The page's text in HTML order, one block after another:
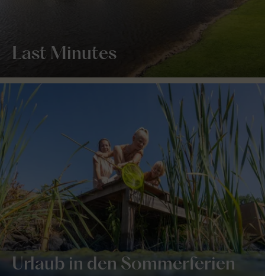
Last Minutes
Urlaub in den Sommerferien